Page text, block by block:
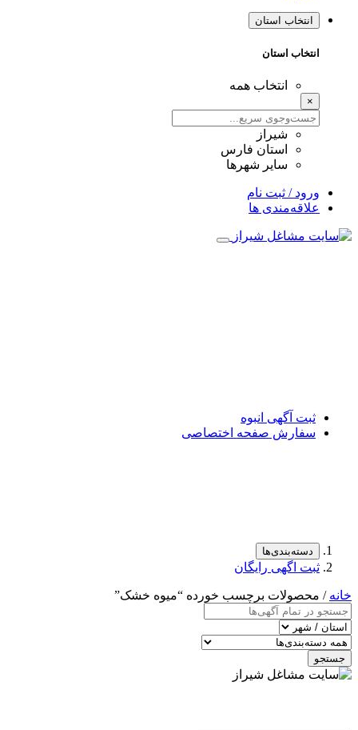
انتخاب استان
انتخاب استان
انتخاب همه
×
شیراز
استان فارس
سایر شهرها
ورود / ثبت نام
علاقه‌مندی ها
ثبت آگهی انبوه
سفارش صفحه اختصاصی
دسته‌بندی‌ها
ثبت اگهی رایگان
خانه / محصولات برچسب خورده “میوه خشک”
جستجو